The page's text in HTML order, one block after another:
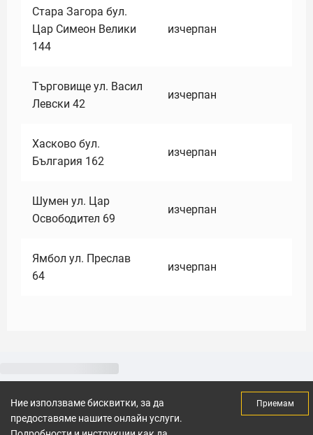
Стара Загора бул.
Цар Симеон Велики
144
изчерпан
Търговище ул. Васил
Левски 42
изчерпан
Хасково бул.
България 162
изчерпан
Шумен ул. Цар
Освободител 69
изчерпан
Ямбол ул. Преслав
64
изчерпан
Ние използваме бисквитки, за да
предоставяме нашите онлайн услуги.
Приемам